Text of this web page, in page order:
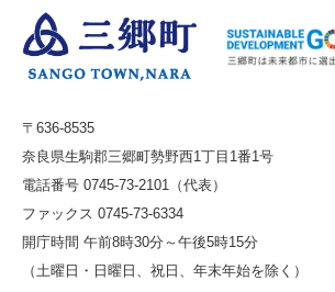
〒636-8535
奈良県生駒郡三郷町勢野西1丁目1番1号
電話番号 0745-73-2101（代表）
ファックス 0745-73-6334
開庁時間 午前8時30分～午後5時15分
（土曜日・日曜日、祝日、年末年始を除く）